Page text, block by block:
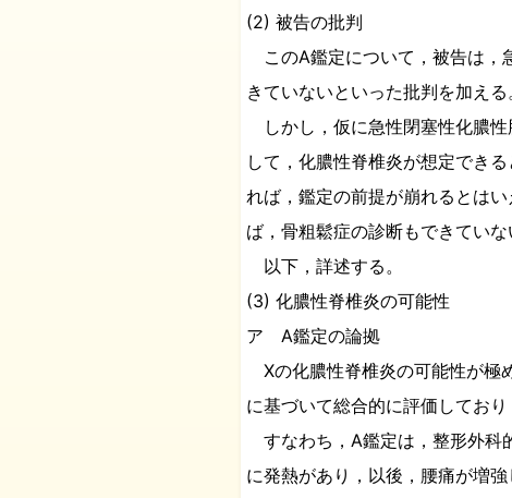
(2) 被告の批判
このA鑑定について，被告は，
きていないといった批判を加える
しかし，仮に急性閉塞性化膿性
して，化膿性脊椎炎が想定でき
れば，鑑定の前提が崩れるとは
ば，骨粗鬆症の診断もできてい
以下，詳述する。
(3) 化膿性脊椎炎の可能性
ア A鑑定の論拠
Xの化膿性脊椎炎の可能性が極
に基づいて総合的に評価しており
すなわち，A鑑定は，整形外
に発熱があり，以後，腰痛が増